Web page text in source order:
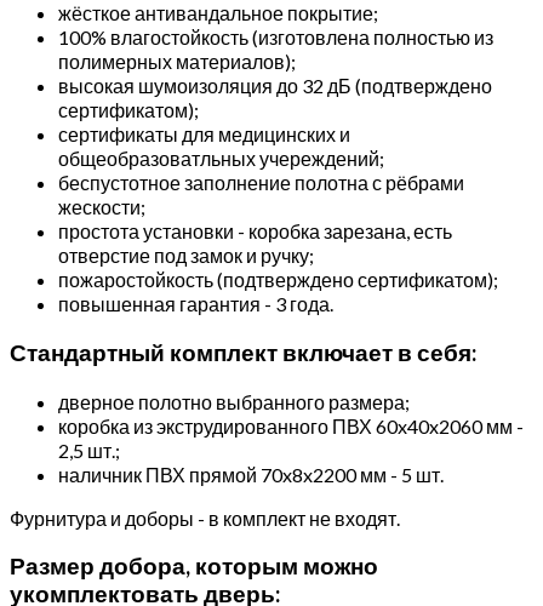
жёсткое антивандальное покрытие;
100% влагостойкость (изготовлена полностью из
полимерных материалов);
высокая шумоизоляция до 32 дБ (подтверждено
сертификатом);
сертификаты для медицинских и
общеобразоватльных учереждений;
беспустотное заполнение полотна с рёбрами
жескости;
простота установки - коробка зарезана, есть
отверстие под замок и ручку;
пожаростойкость (подтверждено сертификатом);
повышенная гарантия - 3 года.
Стандартный комплект включает в себя:
дверное полотно выбранного размера;
коробка из экструдированного ПВХ 60x40x2060 мм -
2,5 шт.;
наличник ПВХ прямой 70x8x2200 мм - 5 шт.
Фурнитура и доборы - в комплект не входят.
Размер добора, которым можно
укомплектовать дверь: